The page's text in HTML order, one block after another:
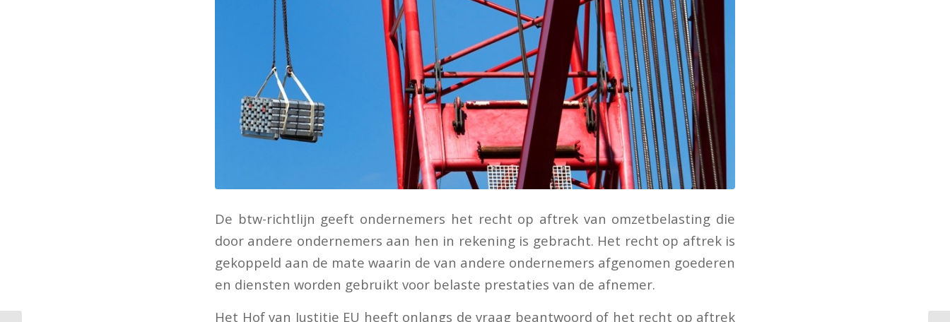
De btw-richtlijn geeft ondernemers het recht op aftrek van omzetbelasting die
door andere ondernemers aan hen in rekening is gebracht. Het recht op aftrek is
gekoppeld aan de mate waarin de van andere ondernemers afgenomen goederen
en diensten worden gebruikt voor belaste prestaties van de afnemer.
Het Hof van Justitie EU heeft onlangs de vraag beantwoord of het recht op aftrek